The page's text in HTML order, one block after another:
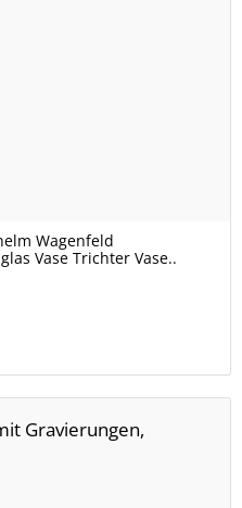
Wagenfeld
Vase Trichter Vase..